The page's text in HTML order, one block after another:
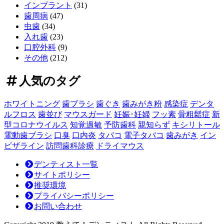
期
的
値
を
見
極
め
インプラント (31)
歯周病 (47)
虫歯 (34)
入れ歯 (23)
口腔外科 (9)
その他 (212)
人気のタグ
ホワイトニング 歯ブラシ 歯ぐき 歯みがき粉 感染症 デンタ
ルフロス 歯並び マウスガード 妊娠･妊婦 フッ素 骨粗鬆症 新
型コロナウイルス 知覚過敏 予防歯科 親知らず キシリトール
電動歯ブラシ 口臭 口内炎 タバコ 電子タバコ 歯みがき イン
ビザライン 訪問歯科診療 ドライマウス
デンティスト一覧
サイトポリシー
推奨環境
プライバシーポリシー
お問い合わせ